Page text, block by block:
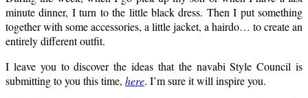
minute dinner, I turn to the little black dress. Then I put something
together with some accessories, a little jacket, a hairdo… to create an
entirely different outfit.
I leave you to discover the ideas that the navabi Style Council is
submitting to you this time, here. I’m sure it will inspire you.